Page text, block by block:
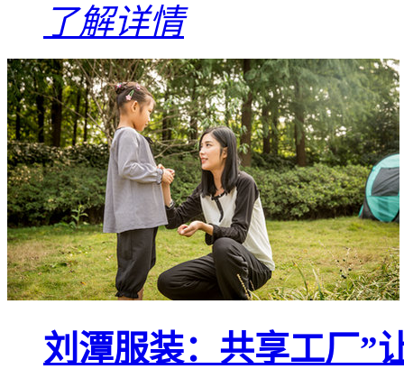
了解详情
刘潭服装：共享工厂”